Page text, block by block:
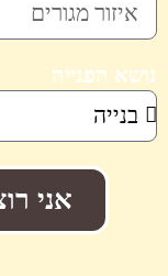
נושא הפנייה
אני